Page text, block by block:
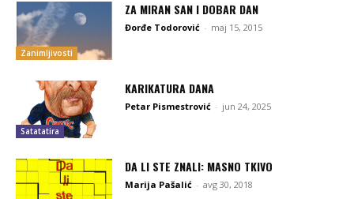
Zanimljivosti
ZA MIRAN SAN I DOBAR DAN
Đorđe Todorović - maj 15, 2015
Satatatira
KARIKATURA DANA
Petar Pismestrović - jun 24, 2025
DA LI STE ZNALI: MASNO TKIVO
Marija Pašalić - avg 30, 2018